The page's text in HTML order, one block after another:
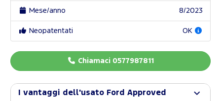
Mese/anno 8/2023
Neopatentati OK
Chiamaci 0577987811
I vantaggi dell'usato Ford Approved